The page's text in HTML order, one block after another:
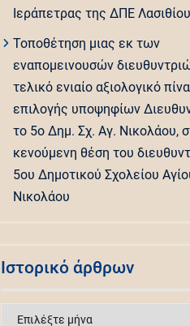
Ιεράπετρας της ΔΠΕ Λασιθίου
Τοποθέτηση μιας εκ των
εναπομεινουσών
τελικό ενιαίο αξιολογικό
επιλογής υποψηφίων
το 5ο Δημ. Σχ. Αγ. Νικολάου,
κενούμενη θέση του
5ου Δημοτικού Σχολείου
Νικολάου
Ιστορικό άρθρων
Ιστορικό